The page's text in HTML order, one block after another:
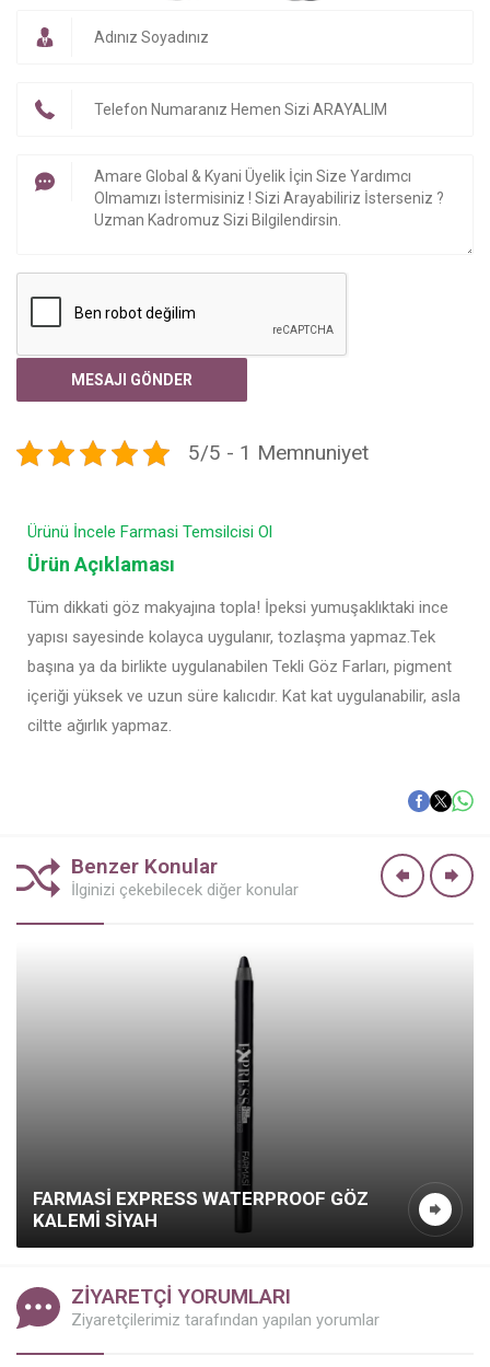
5/5 - 1 Memnuniyet
Ürünü İncele Farmasi Temsilcisi Ol
Ürün Açıklaması
Tüm dikkati göz makyajına topla! İpeksi yumuşaklıktaki ince
yapısı sayesinde kolayca uygulanır, tozlaşma yapmaz.Tek
başına ya da birlikte uygulanabilen Tekli Göz Farları, pigment
içeriği yüksek ve uzun süre kalıcıdır. Kat kat uygulanabilir, asla
ciltte ağırlık yapmaz.
Benzer Konular
İlginizi çekebilecek diğer konular
FARMASI EXPRESS WATERPROOF GÖZ
KALEMI SIYAH
ZİYARETÇİ YORUMLARI
Ziyaretçilerimiz tarafından yapılan yorumlar